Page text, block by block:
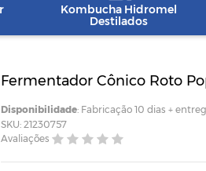
Kombucha Hidromel
Destilados
Fermentador Cônico Roto
Disponibilidade: Fabricação 10 dias +
SKU: 21230757
Avaliações